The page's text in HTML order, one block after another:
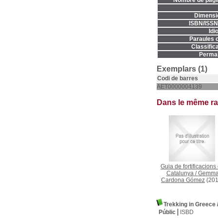
ISBN/
Paraules
Exemplars (1)
Codi de barres
AET0000004139
Dans le même
Guia de fortificacions
Catalunya/
Cardona Gómez
Trekking in Greece
Públic
ISBD